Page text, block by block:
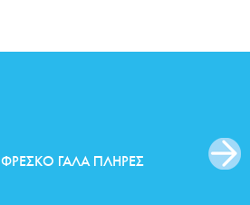
ΦΡΈΣΚΟ ΓΆΛΑ ΠΛΉΡΕΣ